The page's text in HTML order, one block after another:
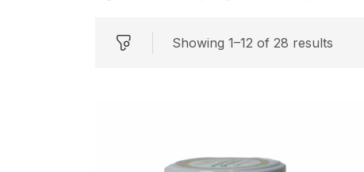
Showing 1–12 of 28 results